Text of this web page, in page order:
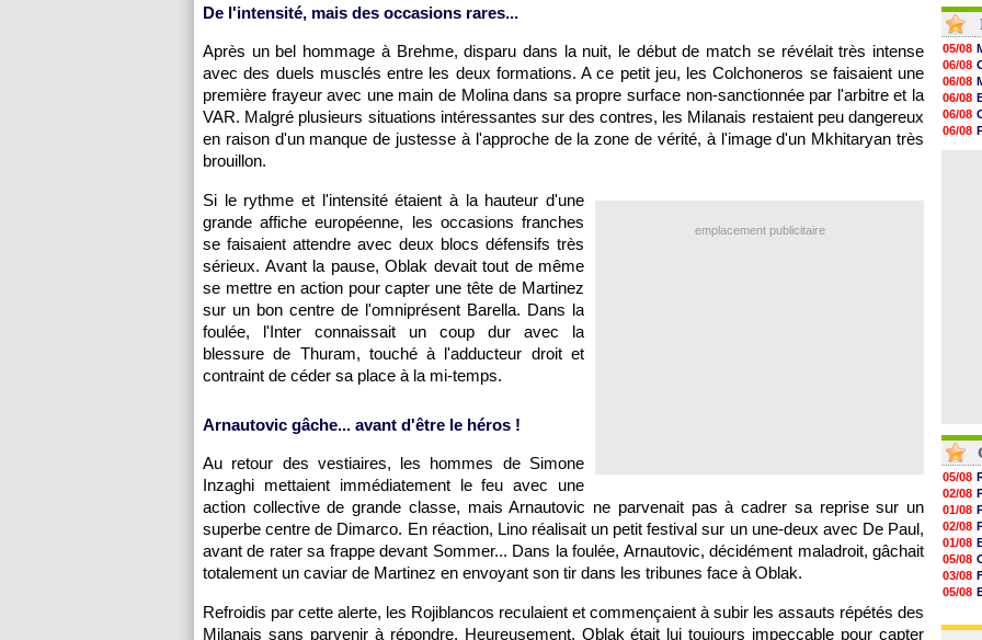
De l'intensité, mais des occasions rares...
Après un bel hommage à Brehme, disparu dans la nuit, le début de match se révélait très intense
avec des duels musclés entre les deux formations. A ce petit jeu, les Colchoneros se faisaient une
première frayeur avec une main de Molina dans sa propre surface non-sanctionnée par l'arbitre et la
VAR. Malgré plusieurs situations intéressantes sur des contres, les Milanais restaient peu dangereux
en raison d'un manque de justesse à l'approche de la zone de vérité, à l'image d'un Mkhitaryan très
brouillon.
emplacement publicitaire
Si le rythme et l'intensité étaient à la hauteur d'une
grande affiche européenne, les occasions franches
se faisaient attendre avec deux blocs défensifs très
sérieux. Avant la pause, Oblak devait tout de même
se mettre en action pour capter une tête de Martinez
sur un bon centre de l'omniprésent Barella. Dans la
foulée, l'Inter connaissait un coup dur avec la
blessure de Thuram, touché à l'adducteur droit et
contraint de céder sa place à la mi-temps.
Arnautovic gâche... avant d'être le héros !
Au retour des vestiaires, les hommes de Simone
Inzaghi mettaient immédiatement le feu avec une
action collective de grande classe, mais Arnautovic ne parvenait pas à cadrer sa reprise sur un
superbe centre de Dimarco. En réaction, Lino réalisait un petit festival sur un une-deux avec De Paul,
avant de rater sa frappe devant Sommer... Dans la foulée, Arnautovic, décidément maladroit, gâchait
totalement un caviar de Martinez en envoyant son tir dans les tribunes face à Oblak.
Refroidis par cette alerte, les Rojiblancos reculaient et commençaient à subir les assauts répétés des
Milanais sans parvenir à répondre. Heureusement, Oblak était lui toujours impeccable pour capter
16h59
16h37
16h33
16h27
16h22
16h07
15h46
15h41
15h20
05/08
06/08
06/08
06/08
06/08
06/08
05/08
02/08
01/08
02/08
01/08
05/08
03/08
05/08
03/08